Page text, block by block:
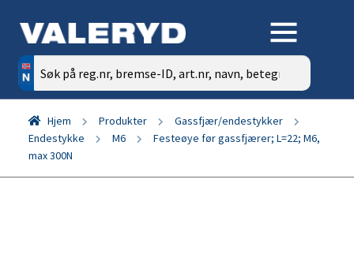
Søk
etter:
Hjem Produkter
Gassfjær/endestykker
Endestykke
M6
Festeøye før gassfjærer; L=22; M6,
max 300N